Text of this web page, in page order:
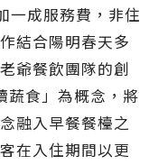
一成服務費，非住
結合陽明春天多
爺餐飲團隊的創
食」為概念，將
融入早餐餐檯之
在入住期間以更